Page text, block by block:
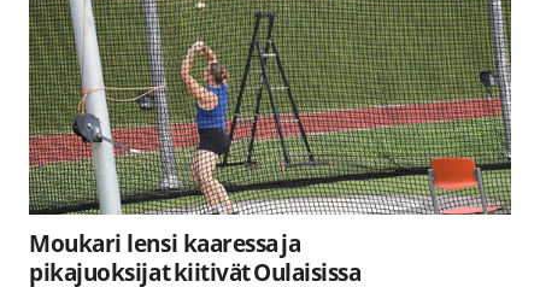
Moukari lensi kaaressa ja
pikajuoksijat kiitivät Oulaisissa